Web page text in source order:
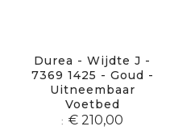
Durea - Wijdte J -
7369 1425 - Goud -
Uitneembaar
Voetbed
€ 210,00